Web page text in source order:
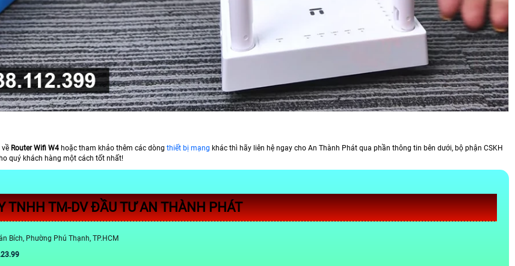
Router Wifi W4 hoặc tham khảo thêm các dòng thiết bị mạng khác thì hãy liên hệ ngay cho An Thành Phát qua phần thông tin bên dưới, bộ phận CSKH
quý khách hàng một cách tốt nhất!
TNHH TM-DV ĐẦU TƯ AN THÀNH PHÁT
Bích, Phường Phú Thạnh, TP.HCM